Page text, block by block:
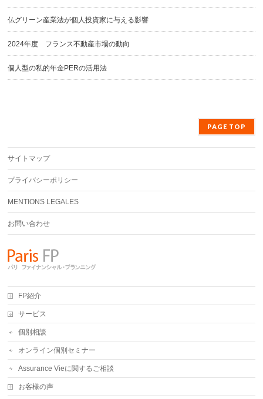
仏グリーン産業法が個人投資家に与える影響
2024年度 フランス不動産市場の動向
個人型の私的年金PERの活用法
PAGE TOP
サイトマップ
プライバシーポリシー
MENTIONS LEGALES
お問い合わせ
FP紹介
サービス
個別相談
オンライン個別セミナー
Assurance Vieに関するご相談
お客様の声